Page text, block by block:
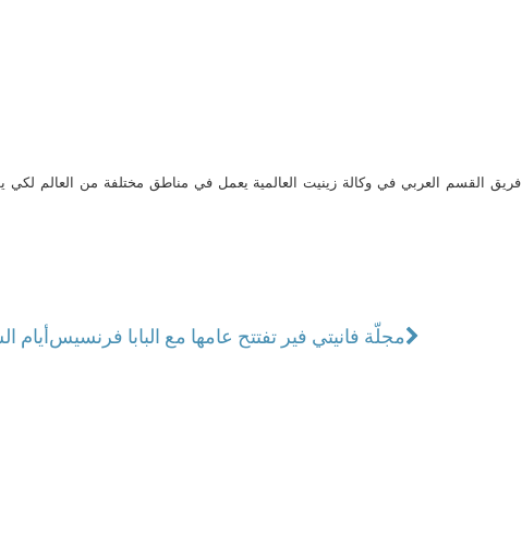
فريق القسم العربي في وكالة زينيت العالمية يعمل في مناطق مختلفة من العالم
أيام الشبيبةمجلّة فانيتي فير تفتتح عامها مع البابا فرنسيس